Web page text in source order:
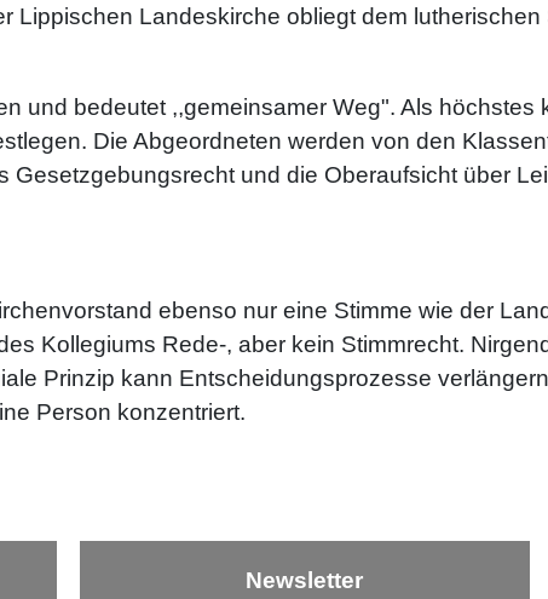
Lippischen Landeskirche obliegt dem
und bedeutet ,,gemeinsamer Weg". Als
Die Abgeordneten werden von den
Gesetzgebungsrecht und die Oberaufsicht über
ebenso nur eine Stimme wie der
Kollegiums Rede-, aber kein Stimmrecht.
Prinzip kann Entscheidungsprozesse
Person konzentriert.
Newsletter